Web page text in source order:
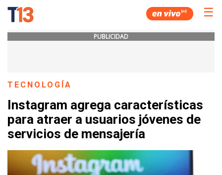
☰
PUBLICIDAD
TECNOLOGÍA
Instagram agrega características
para atraer a usuarios jóvenes de
servicios de mensajería